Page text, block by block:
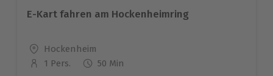
E-Kart fahren am Hockenheimring
Standort
Hockenheim
Anzahl der Teilnehmer
1 Pers. 50 Min